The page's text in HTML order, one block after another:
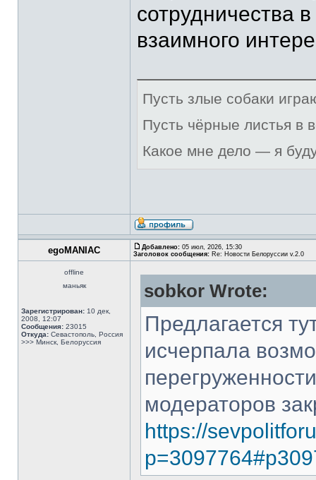
сотрудничества
взаимного
Пусть злые собаки
Пусть чёрные листья в
Какое мне дело — я
egoMANIAC Добавлено: 05 июл, 2026, 15:30
Заголовок сообщения: Re: Новости Белоруссии v.2.0
offline
маньяк
Зарегистрирован: 10 дек,
2008, 12:07
Сообщения: 23015
Откуда: Севастополь, Россия
>>> Минск, Белоруссия
sobkor Wrote:
Предлагается
исчерпала
модераторов
https://